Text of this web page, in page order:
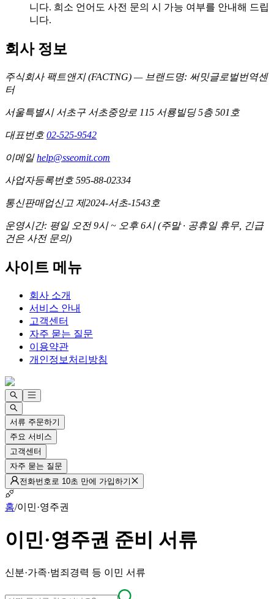
니다. 희소 언어도 사전 문의 시 가능 여부를 안내해 드립
니다.
회사 정보
주식회사 팩트앤지 (FACTNG) — 브랜드명: 써밋글로벌번역센
터
서울특별시 서초구 서초중앙로 115 서룡빌딩 5층 501호
대표번호02-525-9542
이메일help@sseomit.com
사업자등록번호 595-88-02334
통신판매업신고 제2024-서초-1543호
운영시간: 평일 오전 9시 ~ 오후 6시 (주말 · 공휴일 휴무, 긴급
건은 사전 문의)
사이트 메뉴
회사 소개
서비스 안내
고객센터
자주 묻는 질문
이용약관
개인정보처리방침
서류 주문하기
주요 서비스
고객센터
자주 묻는 질문
전화번호로 10초 만에 가입하기
홈/이민·영주권
이민·영주권 준비 서류
신분·가족·범죄경력 등 이민 서류